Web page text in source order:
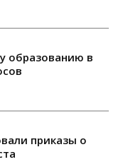
образованию в
приказы о